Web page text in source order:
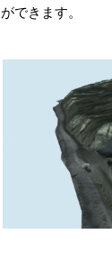
ができます。